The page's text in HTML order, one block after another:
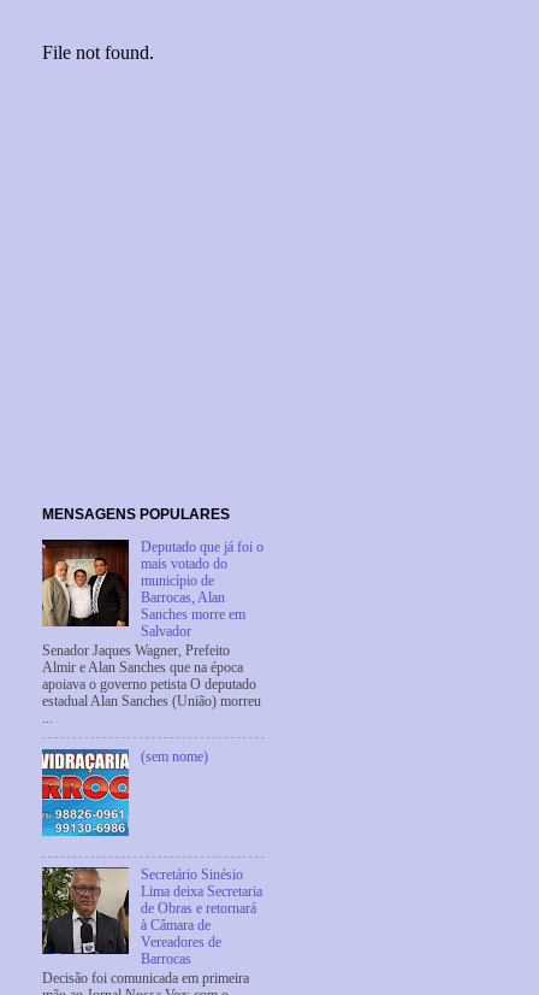
MENSAGENS POPULARES
Deputado que já foi o
mais votado do
município de
Barrocas, Alan
Sanches morre em
Salvador
Senador Jaques Wagner, Prefeito
Almir e Alan Sanches que na época
apoiava o governo petista O deputado
estadual Alan Sanches (União) morreu
...
(sem nome)
Secretário Sinésio
Lima deixa Secretaria
de Obras e retornará
à Câmara de
Vereadores de
Barrocas
Decisão foi comunicada em primeira